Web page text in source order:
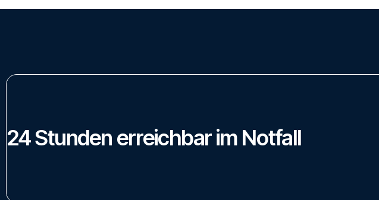
24Stunden erreichbarim Notfall